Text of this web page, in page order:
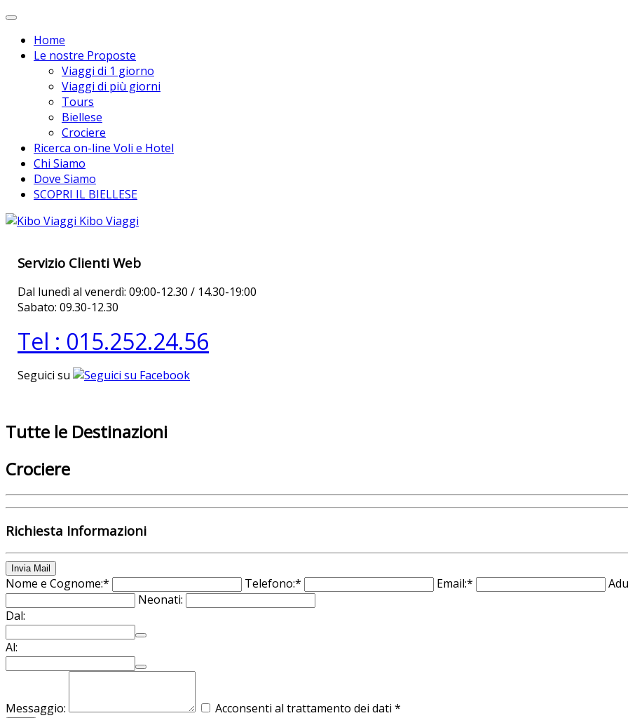
Home
Le nostre Proposte
Viaggi di 1 giorno
Viaggi di più giorni
Tours
Biellese
Crociere
Ricerca on-line Voli e Hotel
Chi Siamo
Dove Siamo
SCOPRI IL BIELLESE
Kibo Viaggi
Servizio Clienti Web
Dal lunedì al venerdì: 09:00-12.30 / 14.30-19:00
Sabato: 09.30-12.30
Tel : 015.252.24.56
Seguici su
Tutte le Destinazioni
Crociere
Richiesta Informazioni
Invia Mail
Nome e Cognome:* Telefono:* Email:*
Neonati:
Dal:
Al:
Messaggio: Acconsenti al trattamento dei dati *